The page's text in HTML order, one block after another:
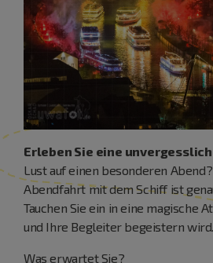
Erleben Sie eine
Lust auf einen besonderen
Abendfahrt mit dem Schiff ist
Tauchen Sie ein in eine magische
und Ihre Begleiter begeistern wird.
Was erwartet Sie?